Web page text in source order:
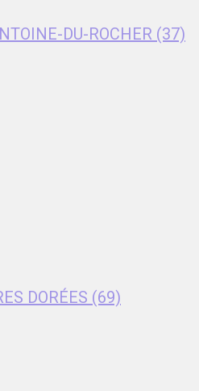
DU-ROCHER (37)
DORÉES (69)